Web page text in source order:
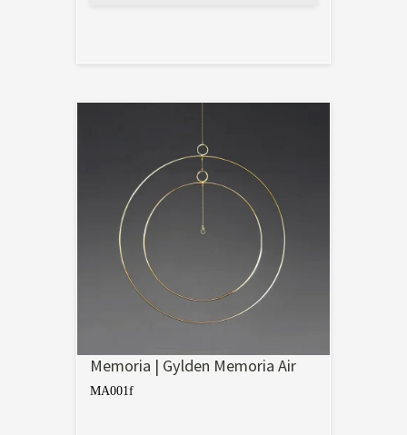
Memoria | Gylden Memoria Air
MA001f